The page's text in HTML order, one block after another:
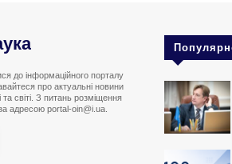
до інформаційного порталу
про актуальні новини
та світі. З питань розміщення
адресою portal-oin@i.ua.